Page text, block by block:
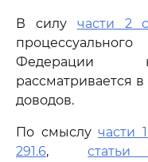
В силу части 2
Федерации
рассматривается
доводов.
По смыслу части
291.6,статьи